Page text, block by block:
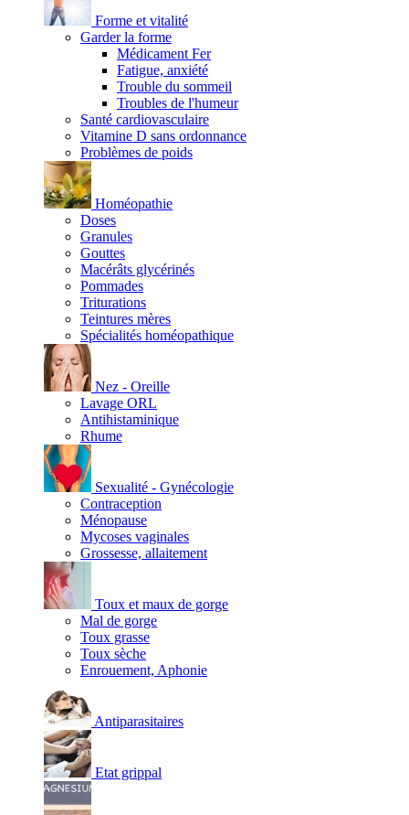
Forme et vitalité
Garder la forme
Médicament Fer
Fatigue, anxiété
Trouble du sommeil
Troubles de l'humeur
Santé cardiovasculaire
Vitamine D sans ordonnance
Problèmes de poids
Homéopathie
Doses
Granules
Gouttes
Macérâts glycérinés
Pommades
Triturations
Teintures mères
Spécialités homéopathique
Nez - Oreille
Lavage ORL
Antihistaminique
Rhume
Sexualité - Gynécologie
Contraception
Ménopause
Mycoses vaginales
Grossesse, allaitement
Toux et maux de gorge
Mal de gorge
Toux grasse
Toux sèche
Enrouement, Aphonie
Antiparasitaires
Etat grippal